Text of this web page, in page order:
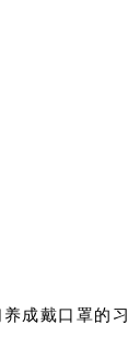
成戴口罩的习